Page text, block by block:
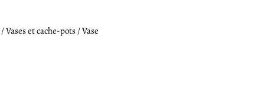
/Vases et cache-pots/ Vase